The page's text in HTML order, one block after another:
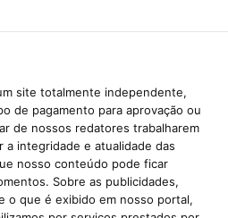
site totalmente independente,
de pagamento para aprovação ou
de nossos redatores trabalharem
integridade e atualidade das
nosso conteúdo pode ficar
Sobre as publicidades,
o que é exibido em nosso portal,